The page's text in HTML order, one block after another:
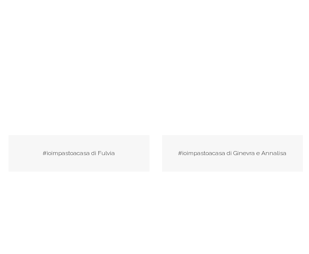
#ioimpastoacasa di Fulvia #ioimpastoacasa di Ginevra e Annalisa